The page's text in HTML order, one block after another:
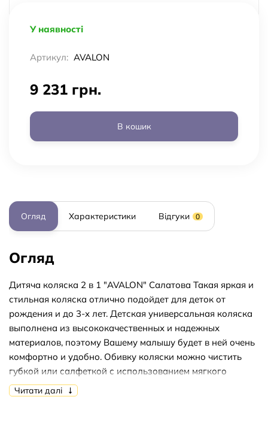
У наявності
Артикул: AVALON
9 231 грн.
В кошик
Огляд Характеристики Відгуки 0
Огляд
Дитяча коляска 2 в 1 "AVALON" Салатова Такая яркая и
стильная коляска отлично подойдет для деток от
рождения и до 3-х лет. Детская универсальная коляска
выполнена из высококачественных и надежных
материалов, поэтому Вашему малышу будет в ней очень
комфортно и удобно. Обивку коляски можно чистить
губкой или салфеткой с использованием мягкого
моющего средства. Также коляска оснащена пружинной
амортизацией, стояночным тормозом и 5-ти точечными
Читати далі